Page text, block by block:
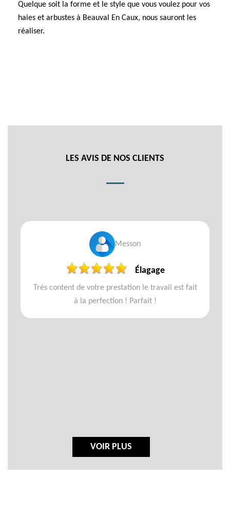
Quelque soit la forme et le style que vous voulez pour vos
haies et arbustes à Beauval En Caux, nous sauront les
réaliser.
LES AVIS DE NOS CLIENTS
Messon
Élagage
Très content de votre prestation le travail est fait
à la perfection ! Parfait !
VOIR PLUS